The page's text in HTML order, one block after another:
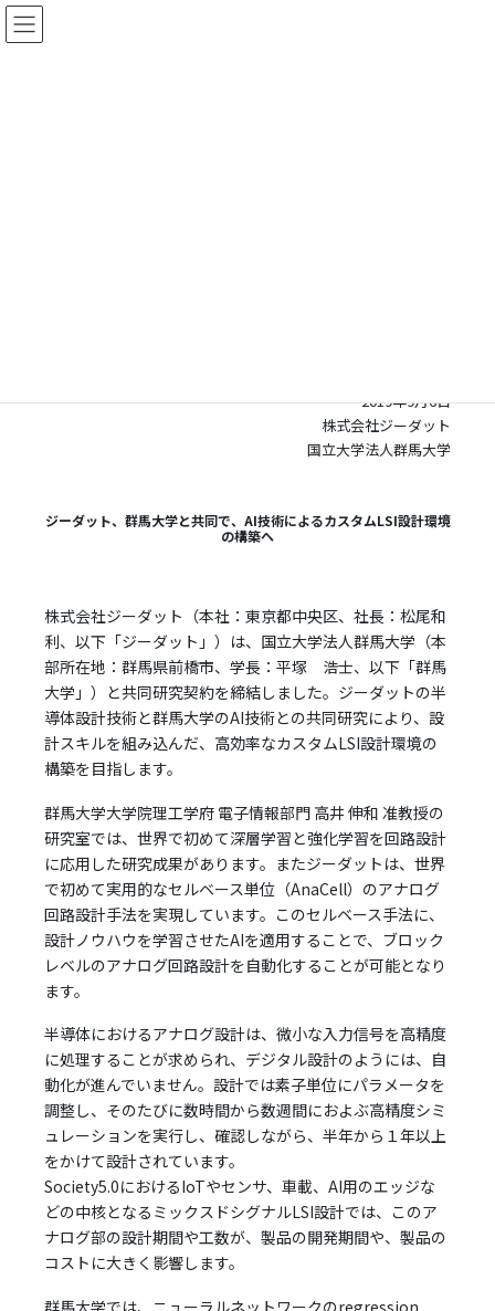
コ
ン
ナ
ビ
2019年9月6日
株式会社ジーダット
国立大学法人群馬大学
ジーダット、群馬大学と共同で、AI技術によるカスタムLSI設計環境
の構築へ
株式会社ジーダット（本社：東京都中央区、社長：松尾和
利、以下「ジーダット」）は、国立大学法人群馬大学（本
部所在地：群馬県前橋市、学長：平塚 浩士、以下「群馬
大学」）と共同研究契約を締結しました。ジーダットの半
導体設計技術と群馬大学のAI技術との共同研究により、設
計スキルを組み込んだ、高効率なカスタムLSI設計環境の
構築を目指します。
群馬大学大学院理工学府 電子情報部門 高井 伸和 准教授の
研究室では、世界で初めて深層学習と強化学習を回路設計
に応用した研究成果があります。またジーダットは、世界
で初めて実用的なセルベース単位（AnaCell）のアナログ
回路設計手法を実現しています。このセルベース手法に、
設計ノウハウを学習させたAIを適用することで、ブロック
レベルのアナログ回路設計を自動化することが可能となり
ます。
半導体におけるアナログ設計は、微小な入力信号を高精度
に処理することが求められ、デジタル設計のようには、自
動化が進んでいません。設計では素子単位にパラメータを
調整し、そのたびに数時間から数週間におよぶ高精度シミ
ュレーションを実行し、確認しながら、半年から１年以上
をかけて設計されています。
Society5.0におけるIoTやセンサ、車載、AI用のエッジな
どの中核となるミックスドシグナルLSI設計では、このア
ナログ部の設計期間や工数が、製品の開発期間や、製品の
コストに大きく影響します。